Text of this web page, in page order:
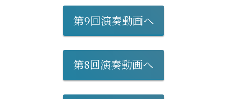
第9回演奏動画へ
第8回演奏動画へ